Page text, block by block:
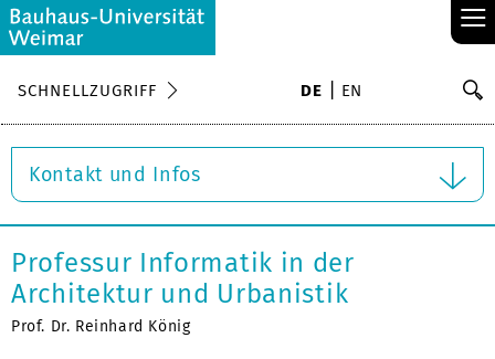
≡
SCHNELLZUGRIFF DE EN
Kontakt und Infos
Professur Informatik in der
Architektur und Urbanistik
Prof. Dr. Reinhard König